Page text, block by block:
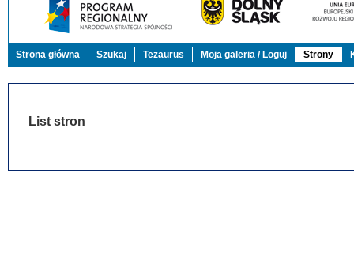
Strona główna Szukaj Tezaurus Moja galeria / Loguj Strony
List stron